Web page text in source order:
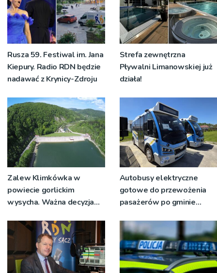
Rusza 59. Festiwal im. Jana
Kiepury. Radio RDN będzie
nadawać z Krynicy-Zdroju
Strefa zewnętrzna
Pływalni Limanowskiej już
działa!
Zalew Klimkówka w
powiecie gorlickim
wysycha. Ważna decyzja
Autobusy elektryczne
gotowe do przewożenia
pasażerów po gminie